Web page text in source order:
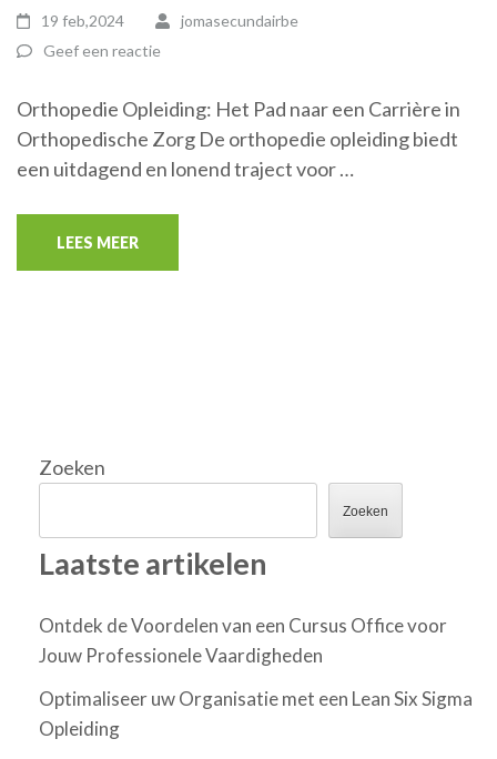
19 feb,2024
jomasecundairbe
Geef een reactie
Orthopedie Opleiding: Het Pad naar een Carrière in
Orthopedische Zorg De orthopedie opleiding biedt
een uitdagend en lonend traject voor …
LEES MEER
Zoeken
Zoeken
Laatste artikelen
Ontdek de Voordelen van een Cursus Office voor
Jouw Professionele Vaardigheden
Optimaliseer uw Organisatie met een Lean Six Sigma
Opleiding